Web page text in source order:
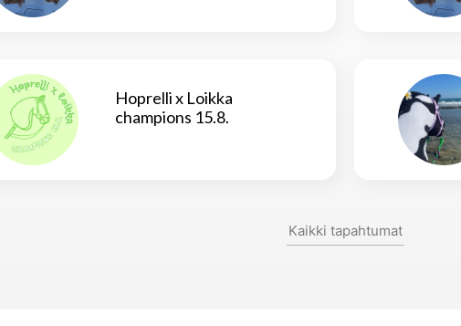
Hoprelli x Loikka
champions 15.8.
Kaikki tapahtumat